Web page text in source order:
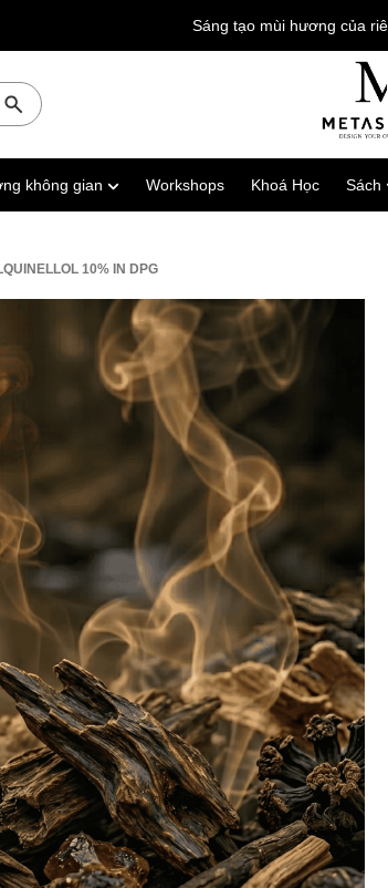
Sáng tạo mùi hương của
không gian Workshops Khoá Học Sách
10% IN DPG